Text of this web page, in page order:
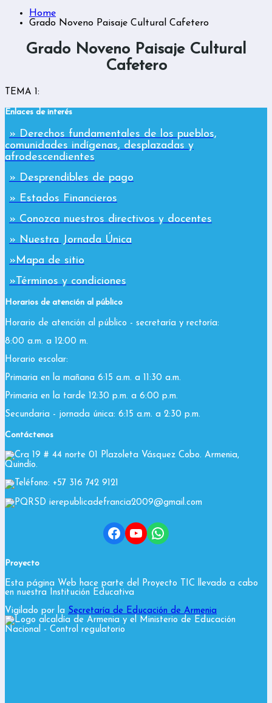
Home
Grado Noveno Paisaje Cultural Cafetero
Grado Noveno Paisaje Cultural
Cafetero
TEMA 1:
Enlaces de interés
» Derechos fundamentales de los pueblos,
comunidades indígenas, desplazadas y
afrodescendientes
» Desprendibles de pago
» Estados Financieros
» Conozca nuestros directivos y docentes
» Nuestra Jornada Única
»Mapa de sitio
»Términos y condiciones
Horarios de atención al público
Horario de atención al público - secretaría y rectoría:
8:00 a.m. a 12:00 m.
Horario escolar:
Primaria en la mañana 6:15 a.m. a 11:30 a.m.
Primaria en la tarde 12:30 p.m. a 6:00 p.m.
Secundaria - jornada única: 6:15 a.m. a 2:30 p.m.
Contáctenos
Cra 19 # 44 norte 01 Plazoleta Vásquez Cobo. Armenia,
Quindío.
Teléfono: +57 316 742 9121
PQRSD ierepublicadefrancia2009@gmail.com
Facebook
YouTubeWhatsApp
Proyecto
Esta página Web hace parte del Proyecto TIC llevado a cabo
en nuestra Institución Educativa
Vigilado por la Secretaría de Educación de Armenia
y el Ministerio de Educación
Nacional - Control regulatorio